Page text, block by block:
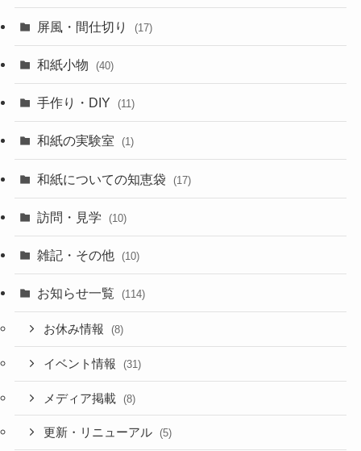
屏風・間仕切り (17)
和紙小物 (40)
手作り・DIY (11)
和紙の実験室 (1)
和紙についての知恵袋 (17)
訪問・見学 (10)
雑記・その他 (10)
お知らせ一覧 (114)
お休み情報 (8)
イベント情報 (31)
メディア掲載 (8)
更新・リニューアル (5)